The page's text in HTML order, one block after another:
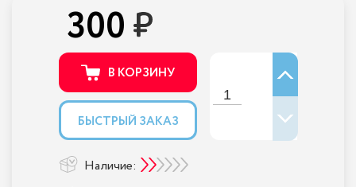
300
В КОРЗИНУ
БЫСТРЫЙ ЗАКАЗ
Наличие: